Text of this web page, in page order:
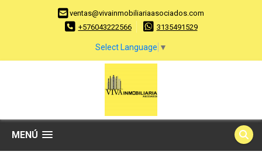
ventas@vivainmobiliariaasociados.com
+576043222566
3135491529
Select Language ▼
MENÚ